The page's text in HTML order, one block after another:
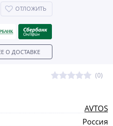
(0)
ОТЛОЖИТЬ
О ДОСТАВКЕ
AVTOS
Россия